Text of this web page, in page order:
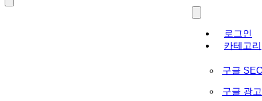
로그인
카테고리
구글
구글 광